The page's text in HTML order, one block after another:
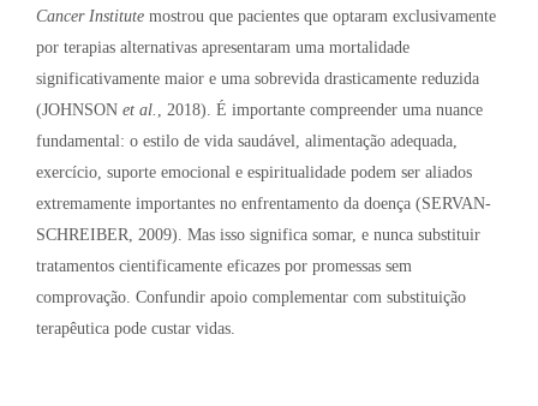
Cancer Institute mostrou que pacientes que optaram exclusivamente
por terapias alternativas apresentaram uma mortalidade
significativamente maior e uma sobrevida drasticamente reduzida
(JOHNSON et al. , 2018). É importante compreender uma nuance
fundamental: o estilo de vida saudável, alimentação adequada,
exercício, suporte emocional e espiritualidade podem ser aliados
extremamente importantes no enfrentamento da doença (SERVAN-
SCHREIBER, 2009). Mas isso significa somar, e nunca substituir
tratamentos cientificamente eficazes por promessas sem
comprovação. Confundir apoio complementar com substituição
terapêutica pode custar vidas.